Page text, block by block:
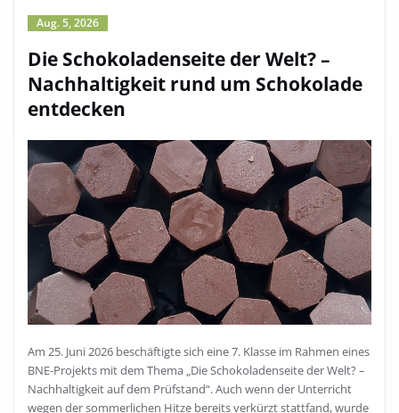
Aug. 5, 2026
Die Schokoladenseite der Welt? –
Nachhaltigkeit rund um Schokolade
entdecken
Am 25. Juni 2026 beschäftigte sich eine 7. Klasse im Rahmen eines
BNE-Projekts mit dem Thema „Die Schokoladenseite der Welt? –
Nachhaltigkeit auf dem Prüfstand“. Auch wenn der Unterricht
wegen der sommerlichen Hitze bereits verkürzt stattfand, wurde